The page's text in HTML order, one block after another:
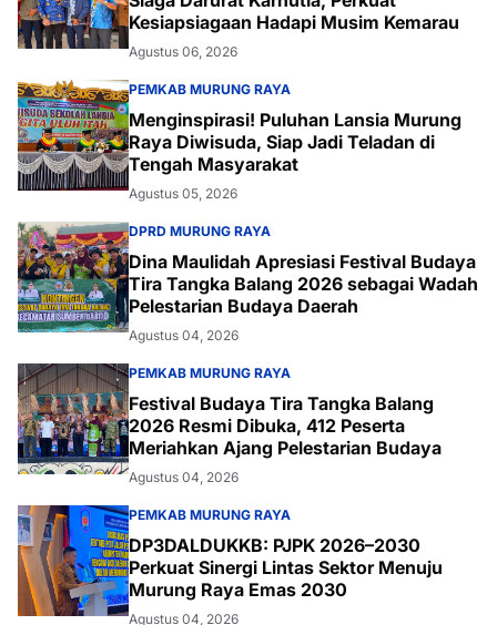
Kesiapsiagaan Hadapi Musim Kemarau
Agustus 06, 2026
PEMKAB MURUNG RAYA
Menginspirasi! Puluhan Lansia Murung
Raya Diwisuda, Siap Jadi Teladan di
Tengah Masyarakat
Agustus 05, 2026
DPRD MURUNG RAYA
Dina Maulidah Apresiasi Festival Budaya
Tira Tangka Balang 2026 sebagai Wadah
Pelestarian Budaya Daerah
Agustus 04, 2026
PEMKAB MURUNG RAYA
Festival Budaya Tira Tangka Balang
2026 Resmi Dibuka, 412 Peserta
Meriahkan Ajang Pelestarian Budaya
Agustus 04, 2026
PEMKAB MURUNG RAYA
DP3DALDUKKB: PJPK 2026–2030
Perkuat Sinergi Lintas Sektor Menuju
Murung Raya Emas 2030
Agustus 04, 2026